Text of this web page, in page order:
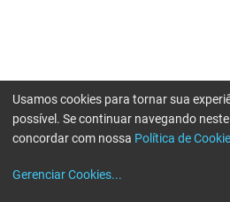
Usamos cookies para tornar sua
possível. Se continuar navegando
concordar com nossa Política de
Gerenciar Cookies...
Erro ao enviar informações, por favor